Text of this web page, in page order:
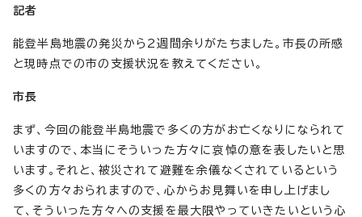
記者
能登半島地震の発災から2週間余りがたちました。市長の所感
と現時点での市の支援状況を教えてください。
市長
まず、今回の能登半島地震で多くの方がお亡くなりになられて
いますので、本当にそういった方々に哀悼の意を表したいと思
います。それと、被災されて避難を余儀なくされているという
多くの方々おられますので、心からお見舞いを申し上げまし
て、そういった方々への支援を最大限やっていきたいという心